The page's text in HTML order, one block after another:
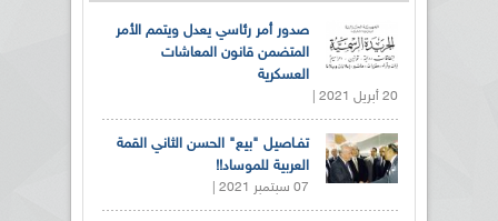
صدور أمر رئاسي يعدل ويتمم الأمر
المتضمن قانون المعاشات
العسكرية
20 أبريل 2021 |
تفـاصيل "بيع" الحسن الثاني القمة
العربية للموساد!!
07 سبتمبر 2021 |